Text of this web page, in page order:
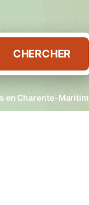
CHERCHER
en Charente-